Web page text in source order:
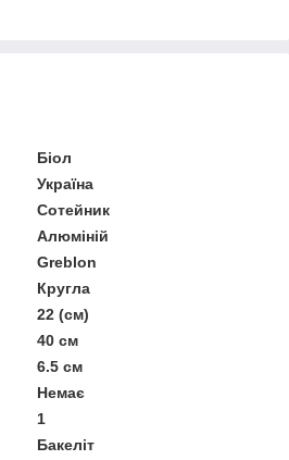
Біол
Україна
Сотейник
Алюміній
Greblon
Кругла
22 (см)
40 см
6.5 см
Немає
1
Бакеліт